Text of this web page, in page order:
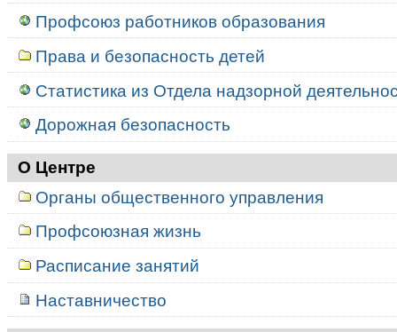
Профсоюз работников образования
Права и безопасность детей
Статистика из Отдела надзорной
Дорожная безопасность
О Центре
Органы общественного управления
Профсоюзная жизнь
Расписание занятий
Наставничество